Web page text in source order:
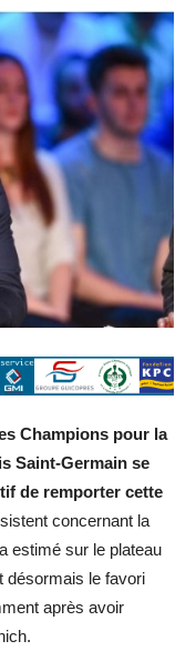
Champions pour la
Saint-Germain se
de remporter cette
concernant la
estimé sur le plateau
désormais le favori
après avoir